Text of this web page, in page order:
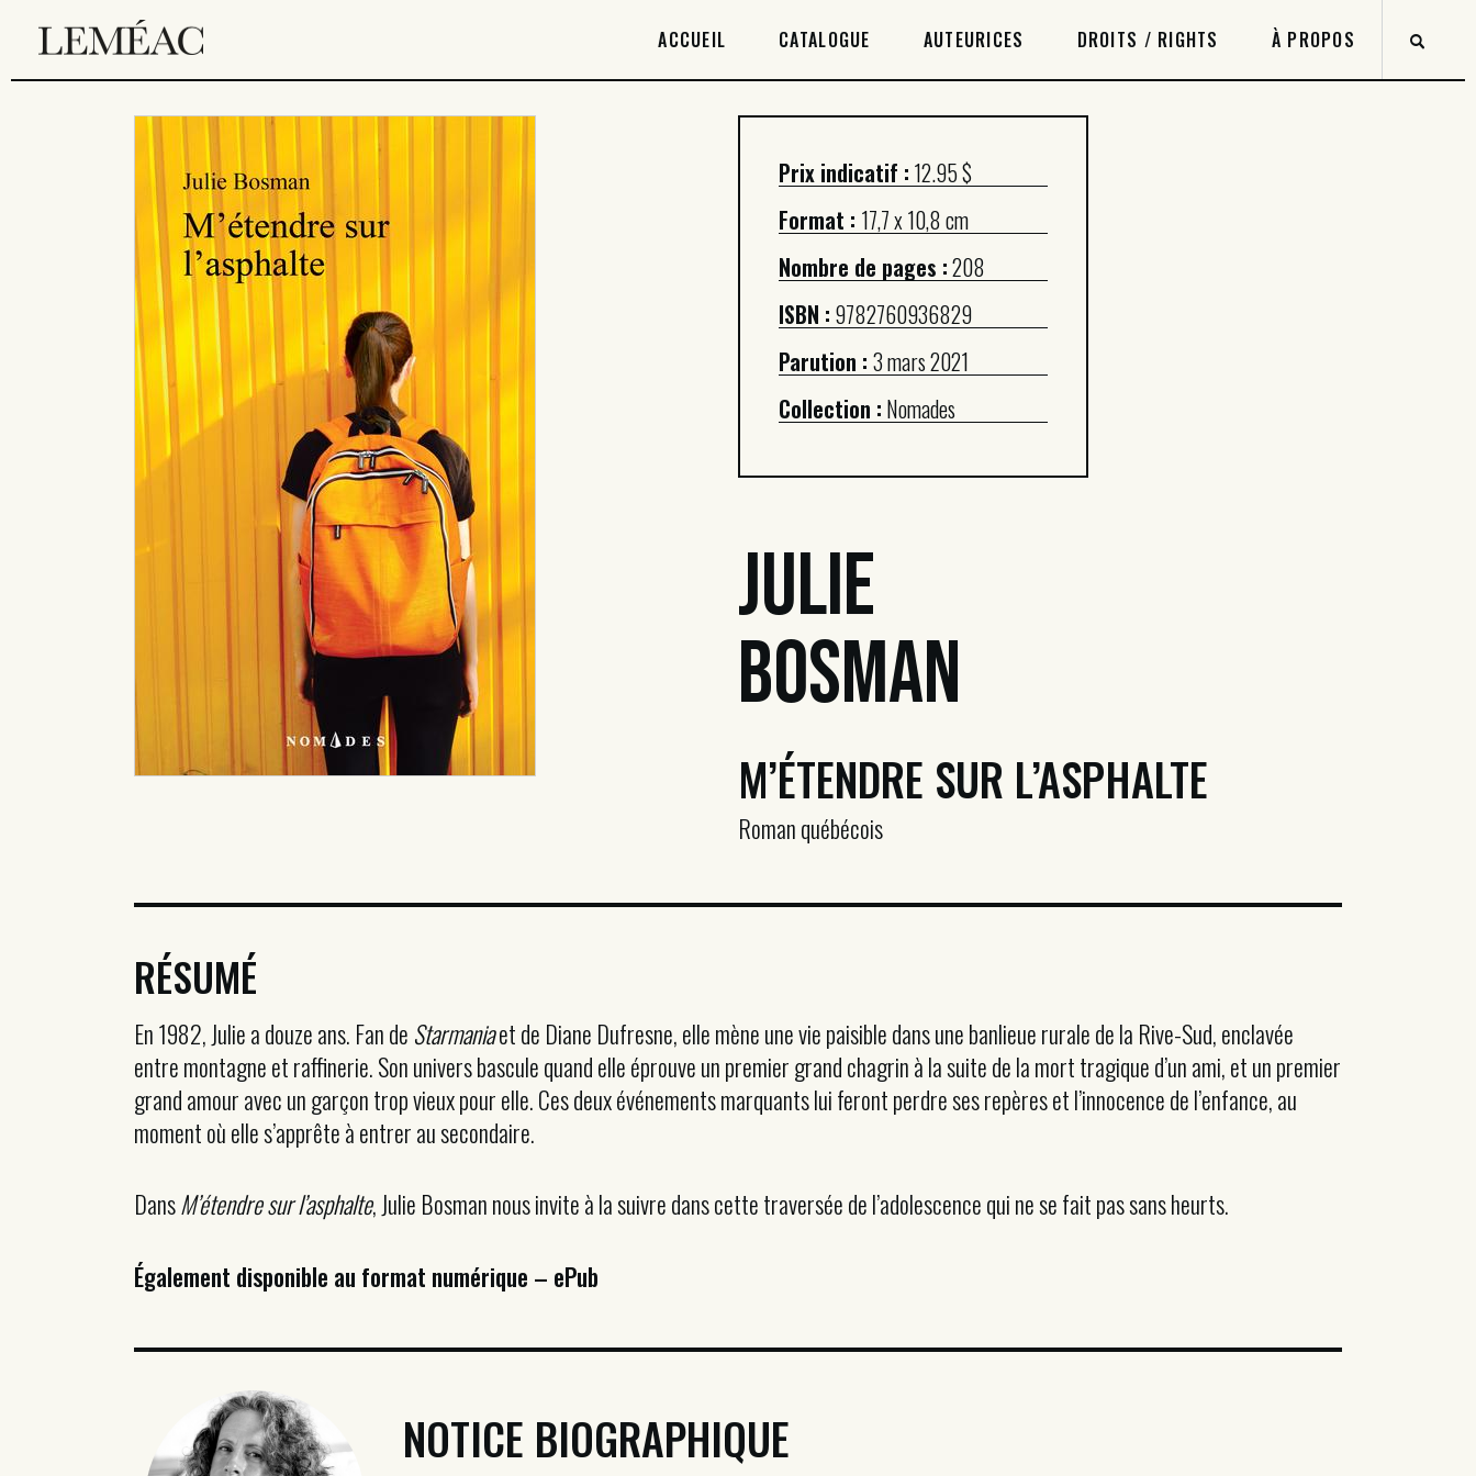
ACCUEIL CATALOGUE AUTEURICES DROITS / RIGHTS À PROPOS
CATALOGUE
DROITS / RIGHTS
Prix indicatif : 12.95 $
Format : 17,7 x 10,8 cm
Nombre de pages :208
ISBN : 9782760936829
Parution : 3 mars 2021
Collection : Nomades
Julie
Bosman
M’ÉTENDRE SUR L’ASPHALTE
Roman québécois
RÉSUMÉ
En 1982, Julie a douze ans. Fan de Starmaniaet de Diane Dufresne, elle mène une vie paisible dans une banlieue rurale de la Rive-Sud, enclavée
entre montagne et raffinerie. Son univers bascule quand elle éprouve un premier grand chagrin à la suite de la mort tragique d’un ami, et un premier
grand amour avec un garçon trop vieux pour elle. Ces deux événements marquants lui feront perdre ses repères et l’innocence de l’enfance, au
moment où elle s’apprête à entrer au secondaire.
DansM’étendre sur l’asphalte, Julie Bosman nous invite à la suivre dans cette traversée de l’adolescence qui ne se fait pas sans heurts.
Également disponible au format numérique – ePub
NOTICE BIOGRAPHIQUE